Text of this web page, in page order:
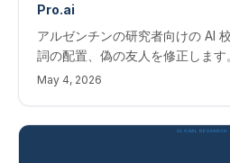
Pro.ai
アルゼンチンの研究者向けの AI
詞の配置、偽の友人を修正します
時結果。 アルゼンチン研究者向け
May 4, 2026